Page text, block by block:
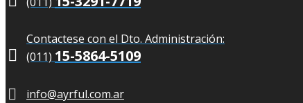

Contactese con el Dto. Administración:
(011) 15-5864-5109
info@ayrful.com.ar